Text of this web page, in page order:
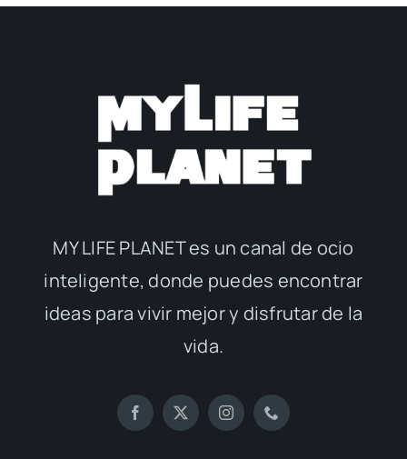
MY LIFE PLANET es un canal de ocio
inteligente, donde puedes encontrar
ideas para vivir mejor y disfrutar de la
vida.